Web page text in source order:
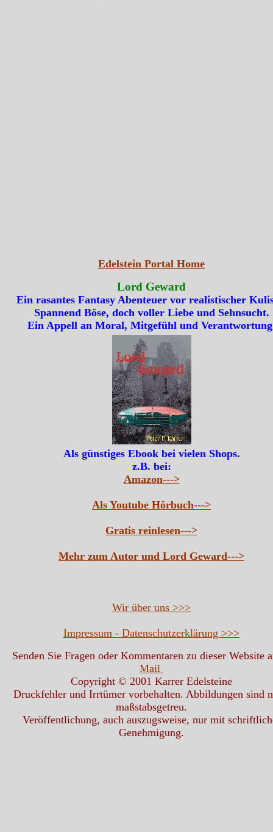
Edelstein Portal Home
Lord Geward
Ein rasantes Fantasy Abenteuer vor realistischer
Spannend Böse, doch voller Liebe und Sehnsucht.
Ein Appell an Moral, Mitgefühl und
Als günstiges Ebook bei vielen Shops.
z.B. bei:
Amazon--->
Als Youtube Hörbuch--->
Gratis reinlesen--->
Mehr zum Autor und Lord Geward--->
Wir über uns >>>
Impressum - Datenschutzerklärung >>>
Senden Sie Fragen oder Kommentaren zu dieser Website
Mail
Copyright © 2001 Karrer Edelsteine
Druckfehler und Irrtümer vorbehalten. Abbildungen sind
maßstabsgetreu.
Veröffentlichung, auch auszugsweise, nur mit
Genehmigung.